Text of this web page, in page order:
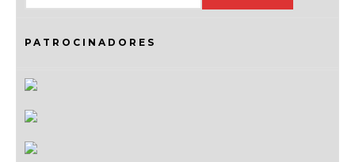
PATROCINADORES